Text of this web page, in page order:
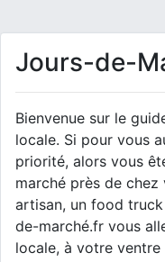
Jours-de-
Bienvenue sur le
locale. Si pour vous
priorité, alors vous
marché près de
artisan, un food
de-marché.fr vous
locale, à votre